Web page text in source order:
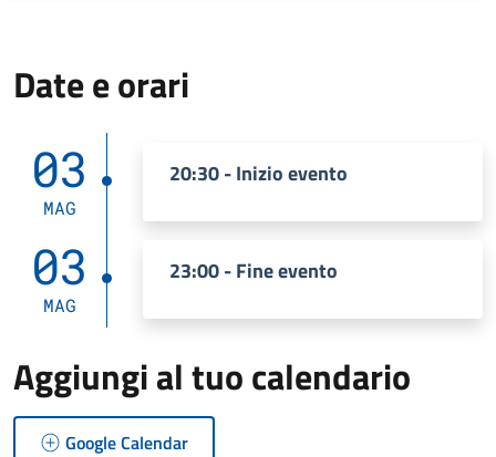
Date e orari
03
MAG
20:30 - Inizio evento
03
MAG
23:00 - Fine evento
Aggiungi al tuo calendario
Google Calendar